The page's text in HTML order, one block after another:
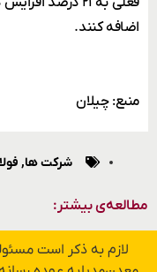
اضافه کنند.
منبع: چیلان
شرکت ها,
مطالعه‌ی بیشتر:
لازم به ذکر است